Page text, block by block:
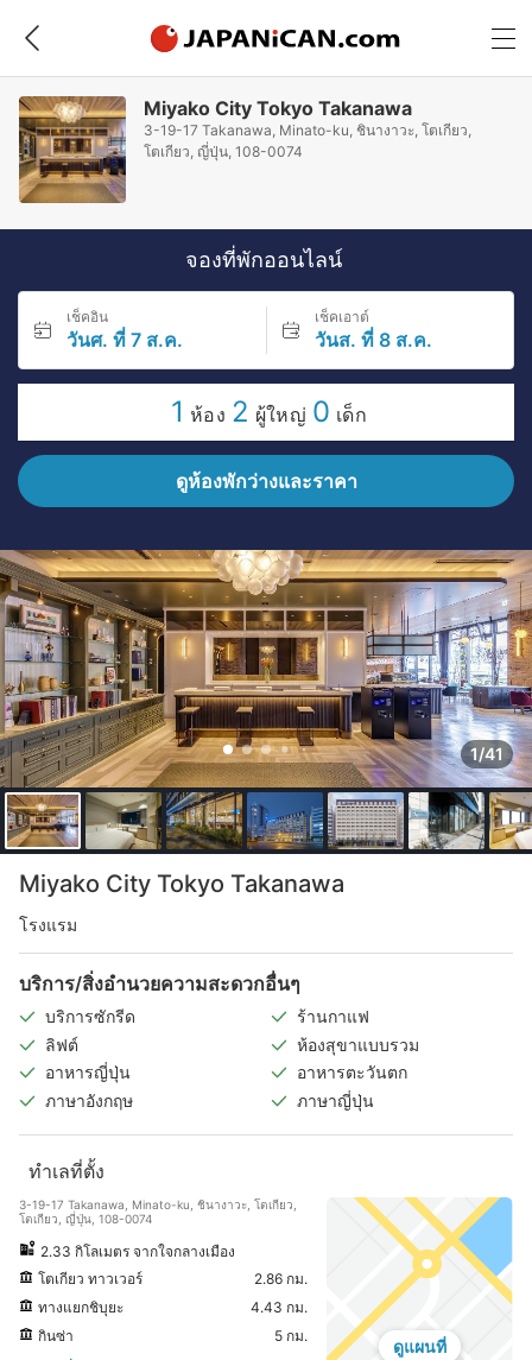
Miyako City Tokyo Takanawa
3-19-17 Takanawa, Minato-ku, ชินางาวะ, โตเกียว,
โตเกียว, ญี่ปุ่น, 108-0074
จองที่พักออนไลน์
เช็คอิน
วันศ. ที่ 7 ส.ค.
เช็คเอาต์
วันส. ที่ 8 ส.ค.
1 ห้อง 2 ผู้ใหญ่ 0 เด็ก
ดูห้องพักว่างและราคา
1/41
Miyako City Tokyo Takanawa
โรงแรม
บริการ/สิ่งอำนวยความสะดวกอื่นๆ
บริการซักรีด
ร้านกาแฟ
ลิฟต์
ห้องสุขาแบบรวม
อาหารญี่ปุ่น
อาหารตะวันตก
ภาษาอังกฤษ
ภาษาญี่ปุ่น
ทำเลที่ตั้ง
3-19-17 Takanawa, Minato-ku, ชินางาวะ, โตเกียว,
โตเกียว, ญี่ปุ่น, 108-0074
2.33 กิโลเมตร จากใจกลางเมือง
โตเกียว ทาวเวอร์
2.86 กม.
ทางแยกชิบุยะ
4.43 กม.
กินซ่า
5 กม.
ดูแผนที่